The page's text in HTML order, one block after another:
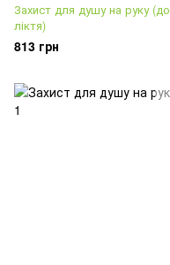
Захист для душу на руку (до
ліктя)
813 грн